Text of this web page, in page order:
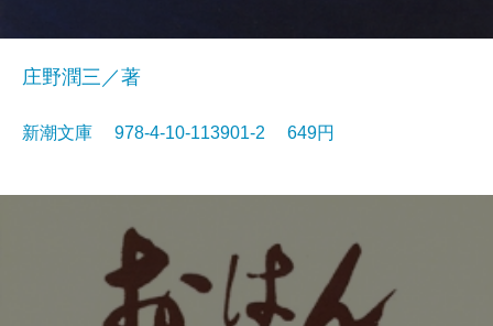
庄野潤三／著
新潮文庫 978-4-10-113901-2 649円